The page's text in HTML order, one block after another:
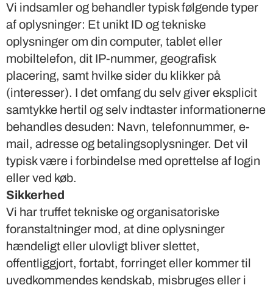
Vi indsamler og behandler typisk følgende typer
af oplysninger: Et unikt ID og tekniske
oplysninger om din computer, tablet eller
mobiltelefon, dit IP-nummer, geografisk
placering, samt hvilke sider du klikker på
(interesser). I det omfang du selv giver eksplicit
samtykke hertil og selv indtaster informationerne
behandles desuden: Navn, telefonnummer, e-
mail, adresse og betalingsoplysninger. Det vil
typisk være i forbindelse med oprettelse af login
eller ved køb.
Sikkerhed
Vi har truffet tekniske og organisatoriske
foranstaltninger mod, at dine oplysninger
hændeligt eller ulovligt bliver slettet,
offentliggjort, fortabt, forringet eller kommer til
uvedkommendes kendskab, misbruges eller i